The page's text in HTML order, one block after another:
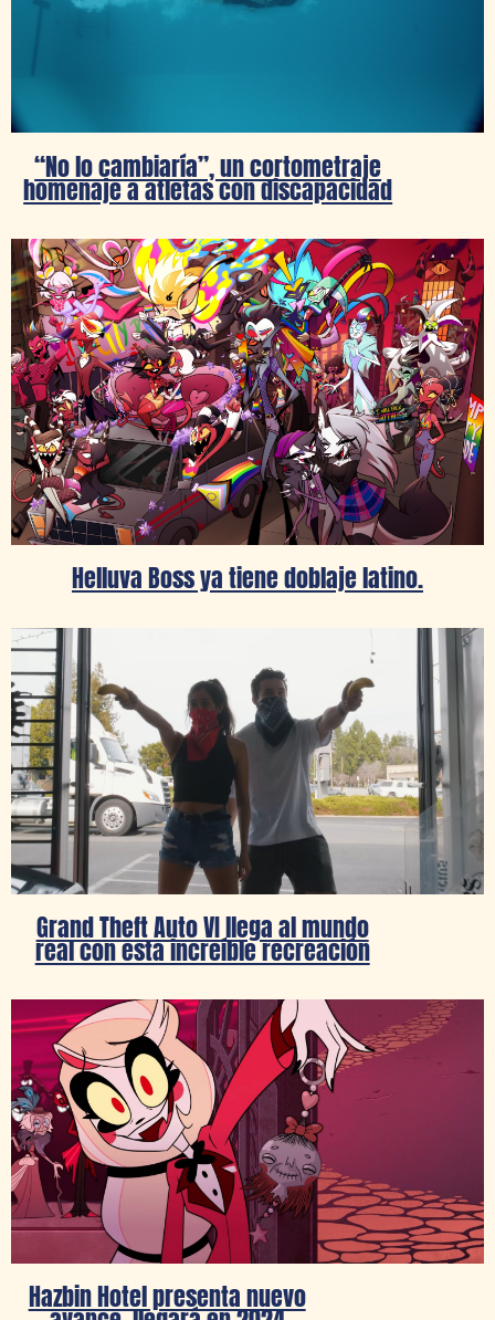
“No lo cambiaría”, un cortometraje
homenaje a atletas con discapacidad
Helluva Boss ya tiene doblaje latino.
Grand Theft Auto VI llega al mundo
real con esta increíble recreación
Hazbin Hotel presenta nuevo